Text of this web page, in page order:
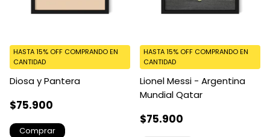
Diosa y Pantera
$75.900
HASTA 15% OFF COMPRANDO EN
CANTIDAD
Comprar
Lionel Messi - Argentina
Mundial Qatar
$75.900
HASTA 15% OFF COMPRANDO EN
CANTIDAD